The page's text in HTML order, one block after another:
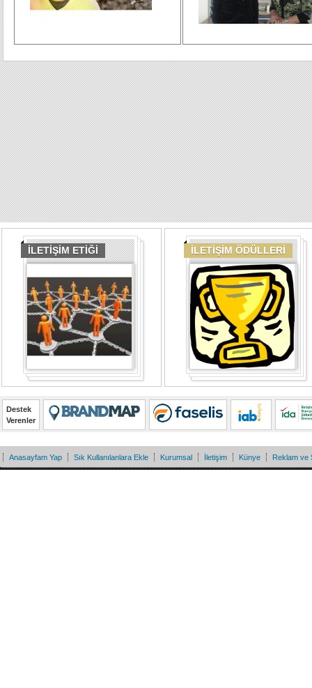
İLETİŞİM ETİĞİ İLETİŞİM ÖDÜLLERİ
Destek
Verenler
Anasayfam Yap Sık Kullanılanlara Ekle Kurumsal İletişim Künye Reklam ve